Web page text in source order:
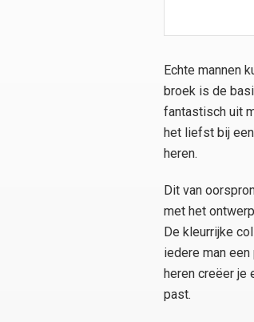
Echte mannen
broek is de
fantastisch uit
het liefst bij
heren.
Dit van
met het
De kleurrijke
iedere man
heren creëer je
past.